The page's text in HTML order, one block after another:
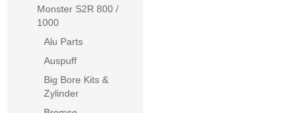
Monster S2R 800 /
1000
Alu Parts
Auspuff
Big Bore Kits &
Zylinder